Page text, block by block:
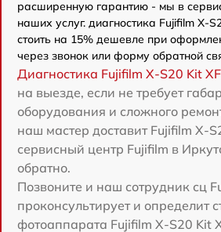
расширенную гарантию - мы в
наших услуг. диагностика Fujifilm X-
стоить на 15% дешевле при
через звонок или форму обратной
Диагностика Fujifilm X-S20 Kit
на выезде, если не требует
оборудования и сложного
наш мастер доставит Fujifilm X-
сервисный центр Fujifilm в
обратно.
Позвоните и наш сотрудник сц
проконсультирует и определит
фотоаппарата Fujifilm X-S20 Kit